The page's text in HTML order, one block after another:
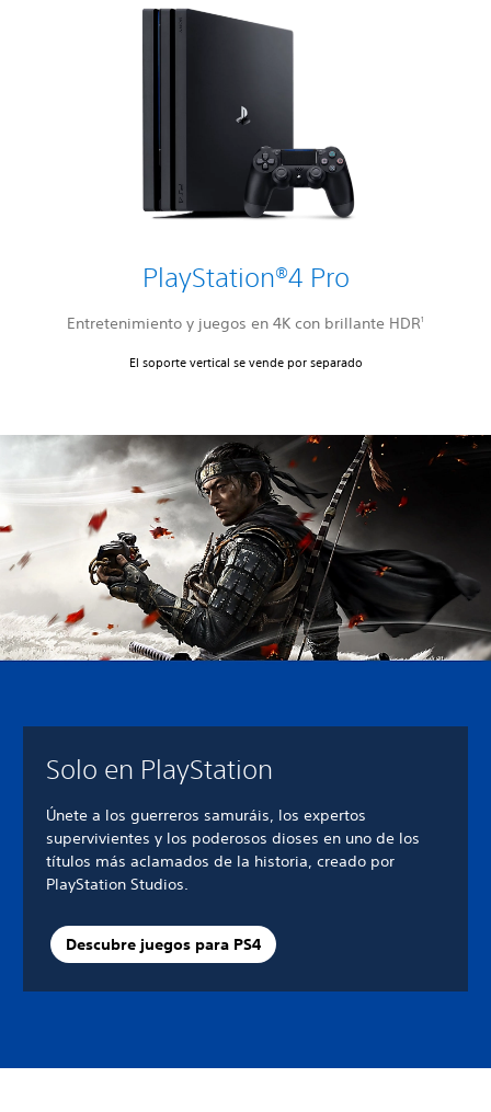
PlayStation®4 Pro
Entretenimiento y juegos en 4K con brillante HDR1
El soporte vertical se vende por separado
Solo en PlayStation
Únete a los guerreros samuráis, los expertos
supervivientes y los poderosos dioses en uno de los
títulos más aclamados de la historia, creado por
PlayStation Studios.
Descubre juegos para PS4